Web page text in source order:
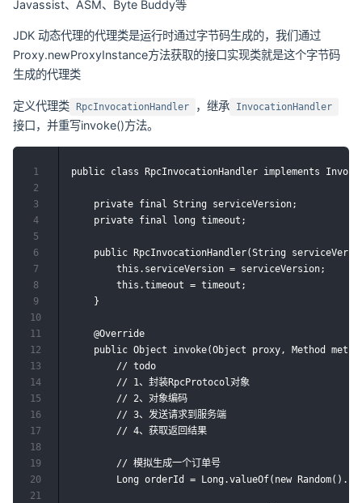
Javassist、ASM、Byte Buddy等
JDK 动态代理的代理类是运行时通过字节码生成的，我们通过
Proxy.newProxyInstance方法获取的接口实现类就是这个字节码
生成的代理类
定义代理类 RpcInvocationHandler ，继承 InvocationHandler
接口，并重写invoke()方法。
public class RpcInvocationHandler implements
    private final String serviceVersion;
    private final long timeout;
public RpcInvocationHandler(String
        this.serviceVersion = serviceVersion;
        this.timeout = timeout;
    }
    @Override
public Object invoke(Object proxy, Method
        // todo
        // 1、封装RpcProtocol对象
        // 2、对象编码
        // 3、发送请求到服务端
        // 4、获取返回结果
        // 模拟生成一个订单号
Long orderId = Long.valueOf(new
1
2
3
4
5
6
7
8
9
10
11
12
13
14
15
16
17
18
19
20
21